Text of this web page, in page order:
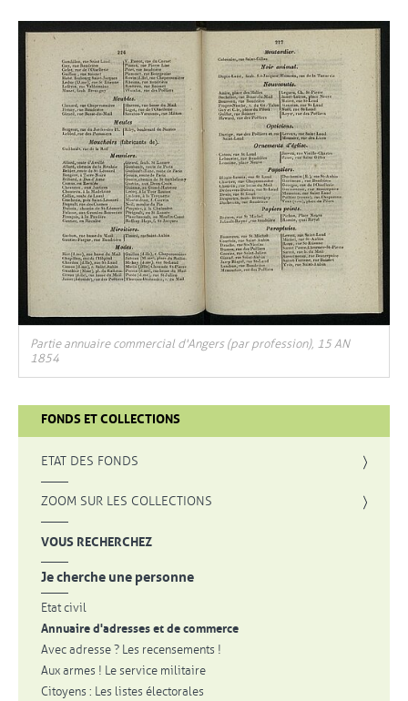
d'Angers, 15 AN 1854
des habitants d'Angers, 15 AN 1898
Partie annuaire commercial d'Angers (par profession), 15 AN
1854
FONDS ET COLLECTIONS
ETAT DES FONDS
ZOOM SUR LES COLLECTIONS , OUVRE UNE NOUVELLE FENÊTRE
VOUS RECHERCHEZ
Je cherche une personne
Etat civil
Annuaire d'adresses et de commerce
Avec adresse ? Les recensements !
Aux armes ! Le service militaire
Citoyens : Les listes électorales